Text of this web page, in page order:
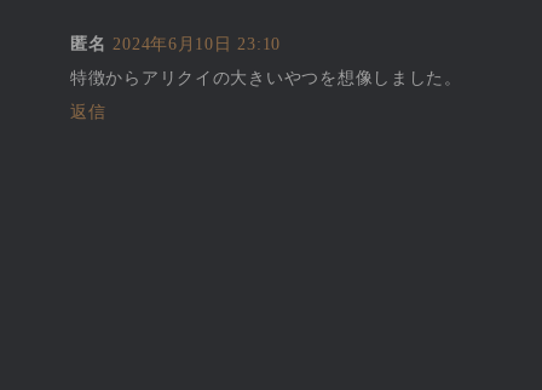
匿名 2024年6月10日 23:10
特徴からアリクイの大きいやつを想像しました。
返信